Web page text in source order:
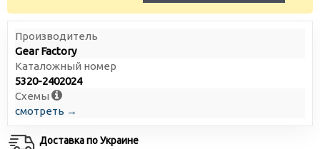
Производитель
Gear Factory
Каталожный номер
5320-2402024
Схемы
смотреть →
Доставка по Украине